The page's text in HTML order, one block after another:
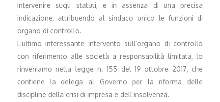
intervenire sugli statuti, e in assenza di una precisa
indicazione, attribuendo al sindaco unico le funzioni di
organo di controllo.
L’ultimo interessante intervento sull’organo di controllo
con riferimento alle società a responsabilità limitata, lo
rinveniamo nella legge n. 155 del 19 ottobre 2017, che
contiene la delega al Governo per la riforma delle
discipline della crisi di impresa e dell’insolvenza.